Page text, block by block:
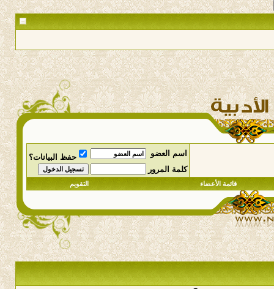
اسم العضو
حفظ البيانات؟
كلمة المرور
قائمة الأعضاء التقويم